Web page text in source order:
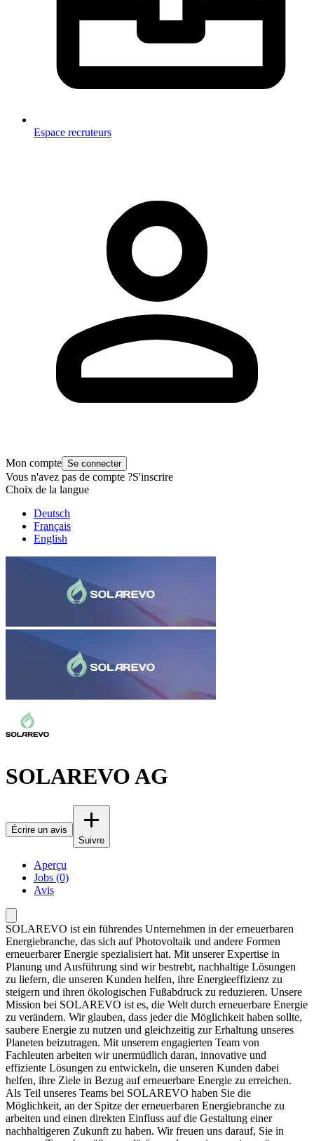
Espace recruteurs
Mon compte Se connecter
Vous n'avez pas de compte ?S'inscrire
Choix de la langue
Deutsch
Français
English
SOLAREVO AG
Écrire un avis
Suivre
Aperçu
Jobs (0)
Avis
SOLAREVO ist ein führendes Unternehmen in der erneuerbaren
Energiebranche, das sich auf Photovoltaik und andere Formen
erneuerbarer Energie spezialisiert hat. Mit unserer Expertise in
Planung und Ausführung sind wir bestrebt, nachhaltige Lösungen
zu liefern, die unseren Kunden helfen, ihre Energieeffizienz zu
steigern und ihren ökologischen Fußabdruck zu reduzieren. Unsere
Mission bei SOLAREVO ist es, die Welt durch erneuerbare Energie
zu verändern. Wir glauben, dass jeder die Möglichkeit haben sollte,
saubere Energie zu nutzen und gleichzeitig zur Erhaltung unseres
Planeten beizutragen. Mit unserem engagierten Team von
Fachleuten arbeiten wir unermüdlich daran, innovative und
effiziente Lösungen zu entwickeln, die unseren Kunden dabei
helfen, ihre Ziele in Bezug auf erneuerbare Energie zu erreichen.
Als Teil unseres Teams bei SOLAREVO haben Sie die
Möglichkeit, an der Spitze der erneuerbaren Energiebranche zu
arbeiten und einen direkten Einfluss auf die Gestaltung einer
nachhaltigeren Zukunft zu haben. Wir freuen uns darauf, Sie in